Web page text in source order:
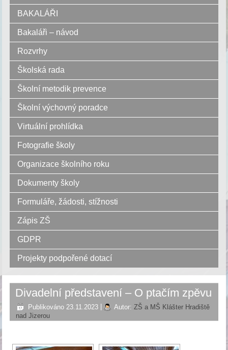
BAKALÁŘI
Bakaláři – návod
Rozvrhy
Školská rada
Školní metodik prevence
Školní výchovný poradce
Virtuální prohlídka
Fotografie školy
Organizace školního roku
Dokumenty školy
Formuláře, žádosti, stížnosti
Zápis ZŠ
GDPR
Projekty podpořené dotací
Divadelní představení – O ptačím zpěvu
Publikováno 23.11.2023 Autor: ZŠ a MŠ Klášter Hradiště
nad Jizerou